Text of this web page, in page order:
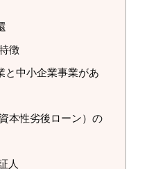
徴
中小企業事業があ
本性劣後ローン）の
人